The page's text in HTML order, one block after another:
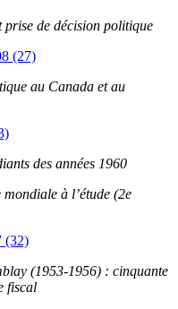
prise de décision politique
(27)
au Canada et au
des années 1960
à l’étude (2e
(32)
(1953-1956) : cinquante
fiscal